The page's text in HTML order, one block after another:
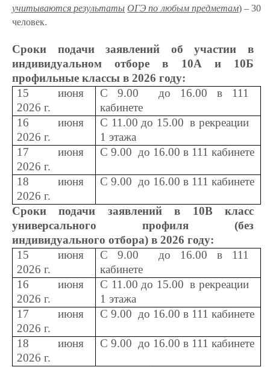
учитываются результаты ОГЭ по любым предметам) – 30
человек.
Сроки подачи заявлений об участии в
индивидуальном отборе в 10А и 10Б
профильные классы в 2026 году:
15 июня
2026 г.
С 9.00 до 16.00 в 111
кабинете
16 июня
2026 г.
С 11.00 до 15.00 в рекреации
1 этажа
17 июня
2026 г.
С 9.00 до 16.00 в 111 кабинете
18 июня
2026 г.
С 9.00 до 16.00 в 111 кабинете
Сроки подачи заявлений в 10В класс
универсального профиля (без
индивидуального отбора) в 2026 году:
15 июня
2026 г.
С 9.00 до 16.00 в 111
кабинете
16 июня
2026 г.
С 11.00 до 15.00 в рекреации
1 этажа
17 июня
2026 г.
С 9.00 до 16.00 в 111 кабинете
18 июня
2026 г.
С 9.00 до 16.00 в 111 кабинете